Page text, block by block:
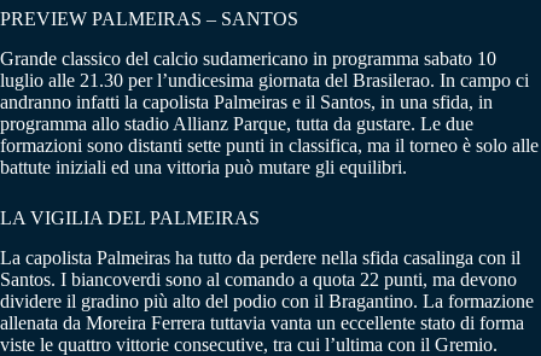
PREVIEW PALMEIRAS – SANTOS
Grande classico del calcio sudamericano in programma sabato 10
luglio alle 21.30 per l’undicesima giornata del Brasilerao. In campo ci
andranno infatti la capolista Palmeiras e il Santos, in una sfida, in
programma allo stadio Allianz Parque, tutta da gustare. Le due
formazioni sono distanti sette punti in classifica, ma il torneo è solo alle
battute iniziali ed una vittoria può mutare gli equilibri.
LA VIGILIA DEL PALMEIRAS
La capolista Palmeiras ha tutto da perdere nella sfida casalinga con il
Santos. I biancoverdi sono al comando a quota 22 punti, ma devono
dividere il gradino più alto del podio con il Bragantino. La formazione
allenata da Moreira Ferrera tuttavia vanta un eccellente stato di forma
viste le quattro vittorie consecutive, tra cui l’ultima con il Gremio.